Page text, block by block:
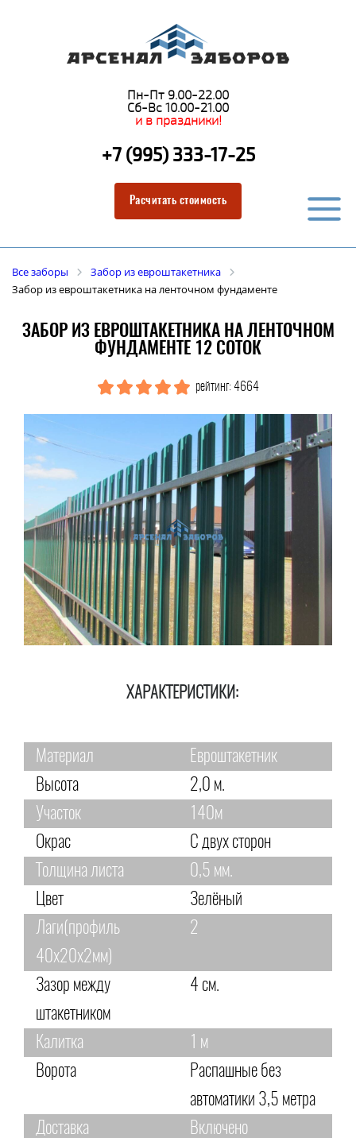
Пн-Пт 9.00-22.00
Сб-Вс 10.00-21.00
и в праздники!
+7 (995) 333-17-25
Расчитать стоимость
Все заборы
Забор из евроштакетника
Забор из евроштакетника на ленточном фундаменте
ЗАБОР ИЗ ЕВРОШТАКЕТНИКА НА ЛЕНТОЧНОМ
ФУНДАМЕНТЕ 12 СОТОК
рейтинг: 4664
ХАРАКТЕРИСТИКИ:
Материал
Евроштакетник
Высота
2,0 м.
Участок
140м
Окрас
С двух сторон
Толщина листа
0,5 мм.
Цвет
Зелёный
Лаги(профиль
40х20х2мм)
2
Зазор между
штакетником
4 см.
Калитка
1 м
Ворота
Распашные без
автоматики 3,5 метра
Доставка
Включено